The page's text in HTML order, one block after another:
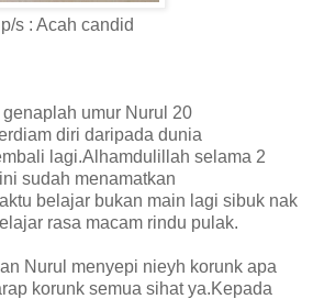
p/s : Acah candid
umur Nurul 20
diri daripada dunia
lagi.Alhamdulillah selama 2
sudah menamatkan
belajar bukan main lagi sibuk nak
rasa macam rindu pulak.
Nurul menyepi nieyh korunk apa
korunk semua sihat ya.Kepada